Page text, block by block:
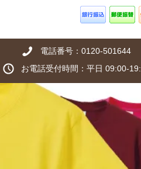
電話番号：0120-501644
お電話受付時間：平日 09:00-